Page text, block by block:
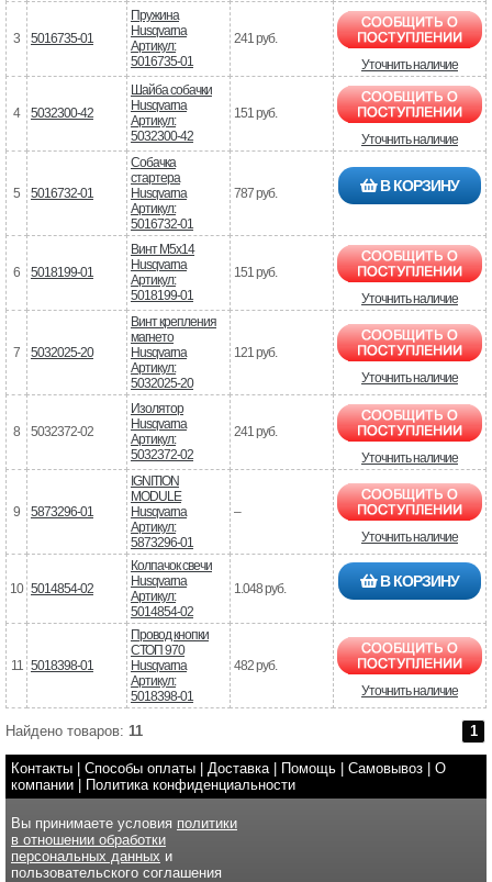
3 5016735-01
Пружина
Husqvarna
Артикул:
5016735-01
241 руб.
Уточнить наличие
4 5032300-42
Шайба собачки
Husqvarna
Артикул:
5032300-42
151 руб.
Уточнить наличие
5 5016732-01
Собачка
стартера
Husqvarna
Артикул:
5016732-01
787 руб. В КОРЗИНУ
6 5018199-01
Винт M5x14
Husqvarna
Артикул:
5018199-01
151 руб.
Уточнить наличие
7 5032025-20
Винт крепления
магнето
Husqvarna
Артикул:
5032025-20
121 руб.
Уточнить наличие
8 5032372-02
Изолятор
Husqvarna
Артикул:
5032372-02
241 руб.
Уточнить наличие
9 5873296-01
IGNITION
MODULE
Husqvarna
Артикул:
5873296-01
–
Уточнить наличие
10 5014854-02
Колпачок свечи
Husqvarna
Артикул:
5014854-02
1.048 руб. В КОРЗИНУ
11 5018398-01
Провод кнопки
СТОП 970
Husqvarna
Артикул:
5018398-01
482 руб.
Уточнить наличие
Найдено товаров: 11 1
Контакты Способы оплаты Доставка| Помощь Самовывоз
О
компании
Политика конфиденциальности
Вы принимаете условия политики
в отношении обработки
персональных данных и
пользовательского соглашения